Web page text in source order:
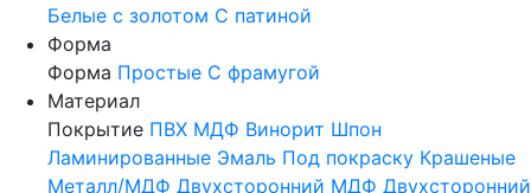
Белые с золотом С патиной
Форма
Форма Простые С фрамугой
Материал
Покрытие ПВХ МДФ Винорит Шпон
Ламинированные Эмаль Под покраску Крашеные
Металл/МДФ Двухсторонний МДФ Двухсторонний